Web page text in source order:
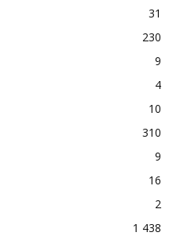
31
230
9
4
10
310
9
16
2
1 438